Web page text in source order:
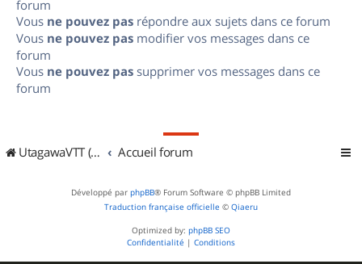
forum
Vous ne pouvez pas répondre aux sujets dans ce forum
Vous ne pouvez pas modifier vos messages dans ce
forum
Vous ne pouvez pas supprimer vos messages dans ce
forum
UtagawaVTT (Randos VTT et VTTAE avec traces GPS) Accueil forum
Développé par phpBB® Forum Software © phpBB Limited
Traduction française officielle © Qiaeru
Optimized by: phpBB SEO
Confidentialité | Conditions